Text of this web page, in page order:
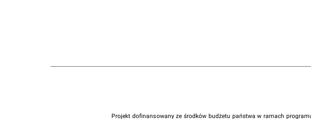
Projekt dofinansowany ze środków budżetu państwa w ramach